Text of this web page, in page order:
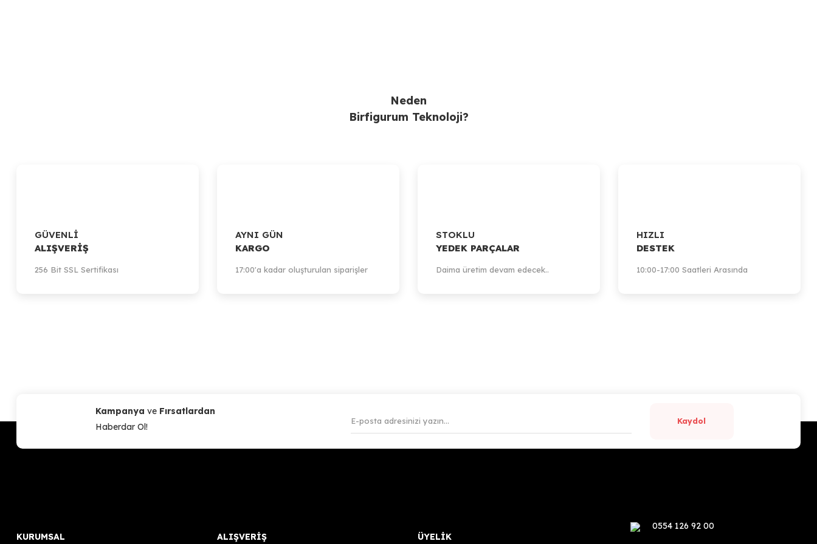
Neden
Birfigurum Teknoloji?
GÜVENLİ
ALIŞVERİŞ
256 Bit SSL Sertifikası
AYNI GÜN
KARGO
17:00'a kadar oluşturulan siparişler
STOKLU
YEDEK PARÇALAR
Daima üretim devam edecek..
HIZLI
DESTEK
10:00-17:00 Saatleri Arasında
Kampanya ve Fırsatlardan
Haberdar Ol!
Kaydol
KURUMSAL ALIŞVERİŞ ÜYELİK
0554 126 92 00